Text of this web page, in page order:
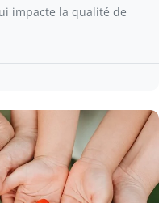
impacte la qualité de